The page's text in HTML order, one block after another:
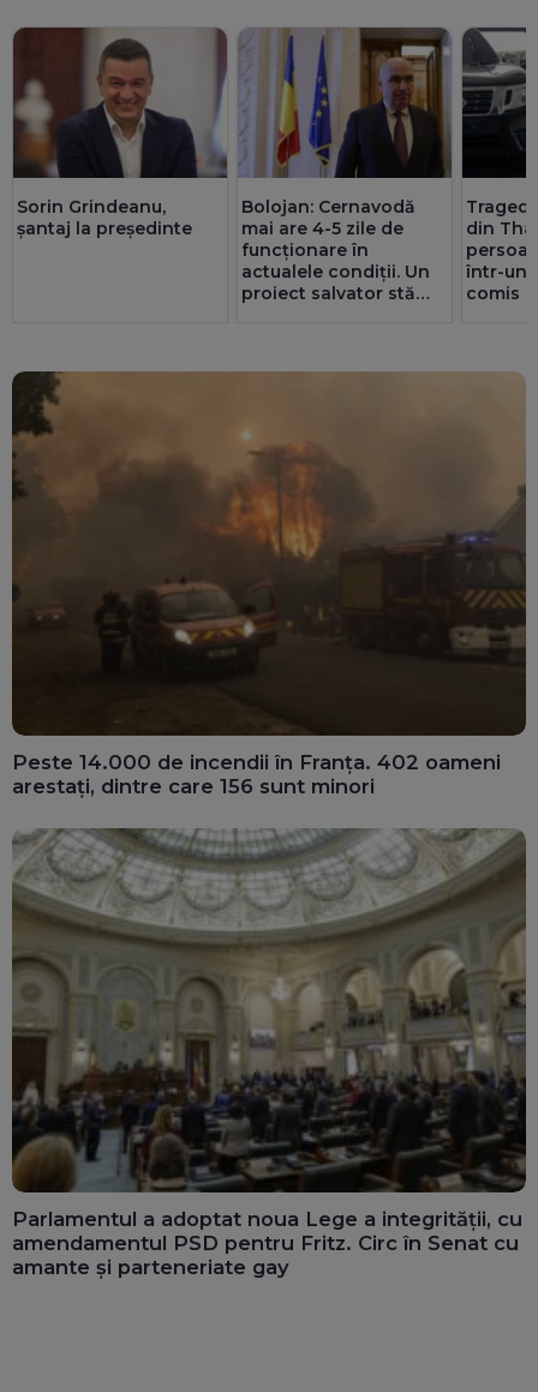
Sorin Grindeanu,
șantaj la președinte
Bolojan: Cernavodă
mai are 4-5 zile de
funcționare în
actualele condiții. Un
proiect salvator stă
din
într-un
comis
Peste 14.000 de incendii în Franța. 402 oameni
arestați, dintre care 156 sunt minori
Parlamentul a adoptat noua Lege a integrității, cu
amendamentul PSD pentru Fritz. Circ în Senat cu
amante și parteneriate gay